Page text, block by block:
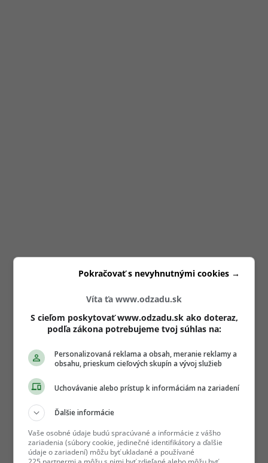
Víta ťa www.odzadu.sk
S cieľom poskytovať www.odzadu.sk ako doteraz,
podľa zákona potrebujeme tvoj súhlas na:
Personalizovaná reklama a obsah, meranie reklamy a
obsahu, prieskum cieľových skupín a vývoj služieb
Uchovávanie alebo prístup k informáciám na zariadení
Ďalšie informácie
Vaše osobné údaje budú spracúvané a informácie z vášho
zariadenia (súbory cookie, jedinečné identifikátory a ďalšie
údaje o zariadení) môžu byť ukladané a používané
Pokračovať s nevyhnutnými cookies →